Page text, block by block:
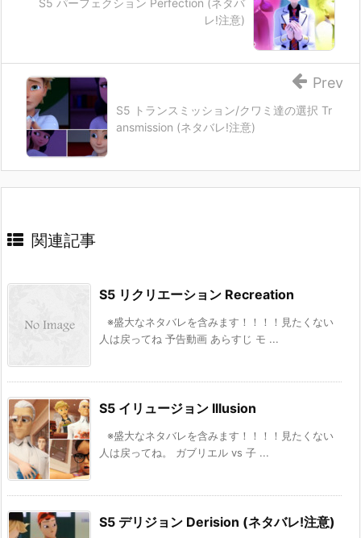
レ!注意)
S5 トランスミッション/クワミ達の選択 Tr
ansmission (ネタバレ!注意)
Prev
関連記事
S5 リクリエーション Recreation
※盛大なネタバレを含みます！！！！見たくない
人は戻ってね 予告動画 あらすじ モ ...
S5 イリュージョン Illusion
※盛大なネタバレを含みます！！！！見たくない
人は戻ってね。 ガブリエル vs 子 ...
S5 デリジョン Derision (ネタバレ!注意)